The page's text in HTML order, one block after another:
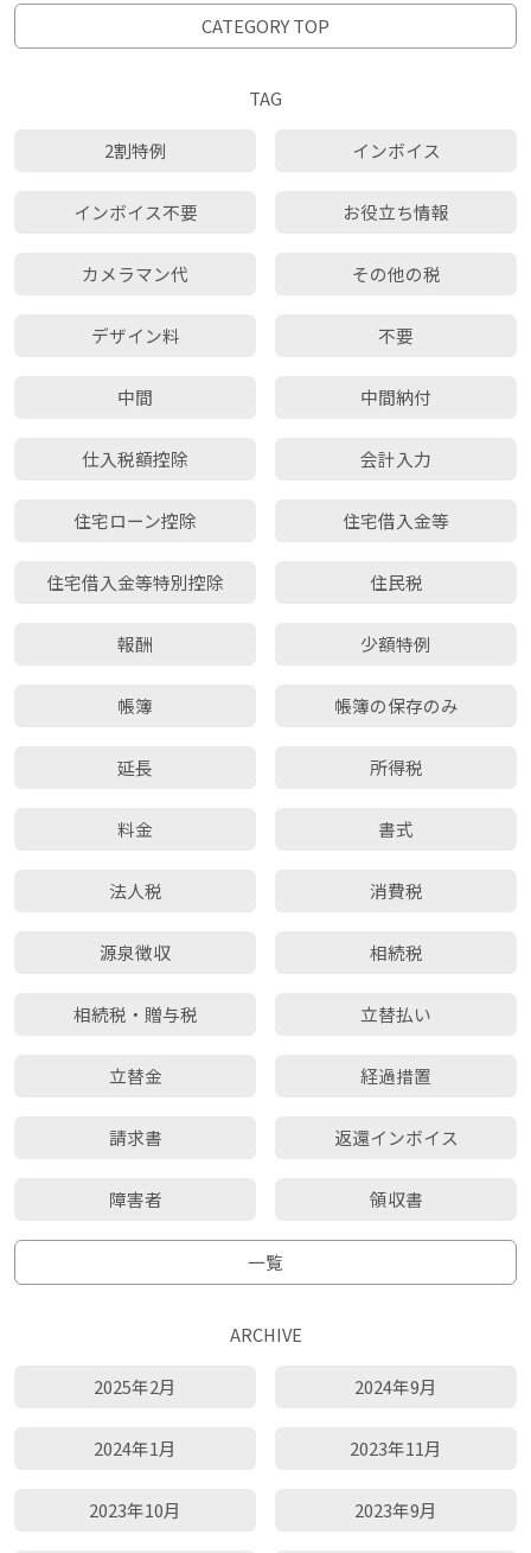
CATEGORY TOP
TAG
2割特例 インボイス
インボイス不要 お役立ち情報
カメラマン代 その他の税
デザイン料 不要
中間 中間納付
仕入税額控除 会計入力
住宅ローン控除 住宅借入金等
住宅借入金等特別控除 住民税
報酬 少額特例
帳簿 帳簿の保存のみ
延長 所得税
料金 書式
法人税 消費税
源泉徴収 相続税
相続税・贈与税 立替払い
立替金 経過措置
請求書 返還インボイス
障害者 領収書
一覧
ARCHIVE
2025年2月 2024年9月
2024年1月 2023年11月
2023年10月 2023年9月